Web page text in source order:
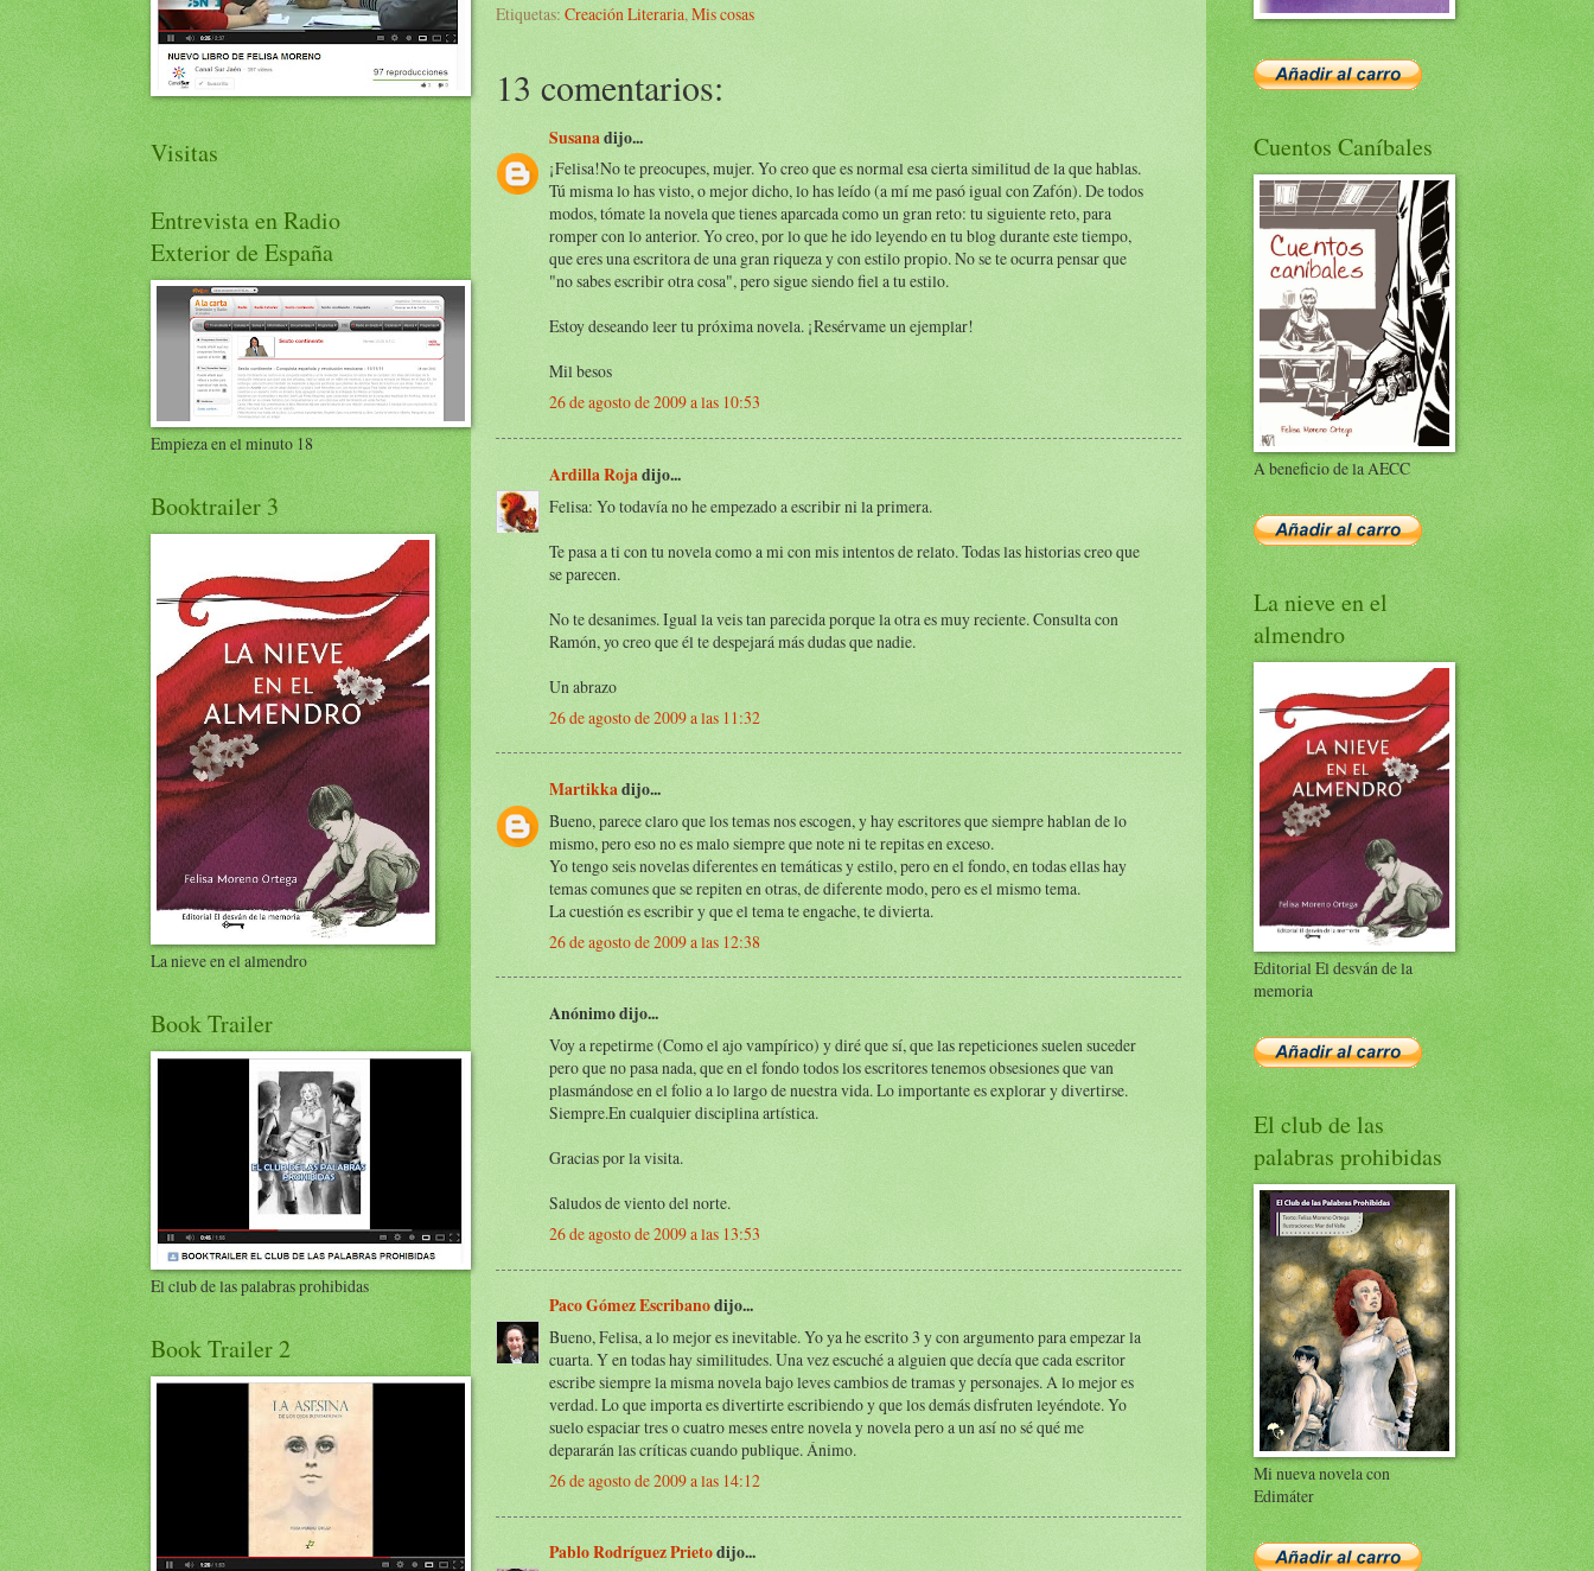
Etiquetas: Creación Literaria, Mis cosas
13 comentarios:
Susanadijo...
¡Felisa!No te preocupes, mujer. Yo creo que es normal esa cierta similitud de la que hablas.
Tú misma lo has visto, o mejor dicho, lo has leído (a mí me pasó igual con Zafón). De todos
modos, tómate la novela que tienes aparcada como un gran reto: tu siguiente reto, para
romper con lo anterior. Yo creo, por lo que he ido leyendo en tu blog durante este tiempo,
que eres una escritora de una gran riqueza y con estilo propio. No se te ocurra pensar que
"no sabes escribir otra cosa", pero sigue siendo fiel a tu estilo.
Estoy deseando leer tu próxima novela. ¡Resérvame un ejemplar!
Mil besos
26 de agosto de 2009 a las 10:53
Ardilla Rojadijo...
Felisa: Yo todavía no he empezado a escribir ni la primera.
Te pasa a ti con tu novela como a mi con mis intentos de relato. Todas las historias creo que
se parecen.
No te desanimes. Igual la veis tan parecida porque la otra es muy reciente. Consulta con
Ramón, yo creo que él te despejará más dudas que nadie.
Un abrazo
26 de agosto de 2009 a las 11:32
Martikkadijo...
Bueno, parece claro que los temas nos escogen, y hay escritores que siempre hablan de lo
mismo, pero eso no es malo siempre que note ni te repitas en exceso.
Yo tengo seis novelas diferentes en temáticas y estilo, pero en el fondo, en todas ellas hay
temas comunes que se repiten en otras, de diferente modo, pero es el mismo tema.
La cuestión es escribir y que el tema te engache, te divierta.
26 de agosto de 2009 a las 12:38
Anónimo dijo...
Voy a repetirme (Como el ajo vampírico) y diré que sí, que las repeticiones suelen suceder
pero que no pasa nada, que en el fondo todos los escritores tenemos obsesiones que van
plasmándose en el folio a lo largo de nuestra vida. Lo importante es explorar y divertirse.
Siempre.En cualquier disciplina artística.
Gracias por la visita.
Saludos de viento del norte.
26 de agosto de 2009 a las 13:53
Paco Gómez Escribanodijo...
Bueno, Felisa, a lo mejor es inevitable. Yo ya he escrito 3 y con argumento para empezar la
cuarta. Y en todas hay similitudes. Una vez escuché a alguien que decía que cada escritor
escribe siempre la misma novela bajo leves cambios de tramas y personajes. A lo mejor es
verdad. Lo que importa es divertirte escribiendo y que los demás disfruten leyéndote. Yo
suelo espaciar tres o cuatro meses entre novela y novela pero a un así no sé qué me
depararán las críticas cuando publique. Ánimo.
26 de agosto de 2009 a las 14:12
Pablo Rodríguez Prietodijo...
Visitas
Entrevista en Radio
Exterior de España
Empieza en el minuto 18
Booktrailer 3
La nieve en el almendro
Book Trailer
El club de las palabras prohibidas
Book Trailer 2
Cuentos Caníbales
A beneficio de la AECC
La nieve en el
almendro
Editorial El desván de la
memoria
El club de las
palabras prohibidas
Mi nueva novela con
Edimáter